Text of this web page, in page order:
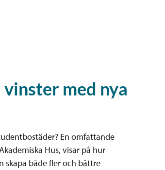
med nya
En omfattande
Hus, visar på hur
skapa både fler och bättre